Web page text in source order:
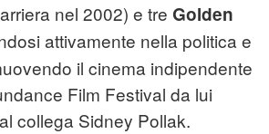
nel 2002) e tre Golden
attivamente nella politica e
il cinema indipendente
Film Festival da lui
collega Sidney Pollak.